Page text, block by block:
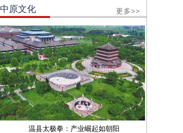
中原文化 更多>>
温县太极拳：产业崛起如朝阳